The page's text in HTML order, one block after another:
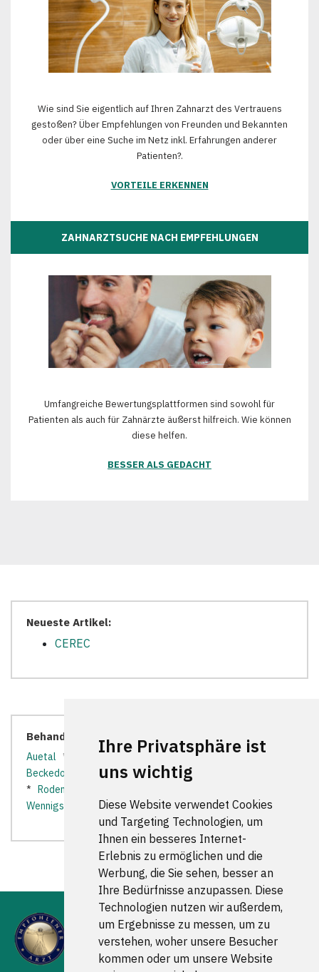
Ihre Privatsphäre ist
uns wichtig
Diese Website verwendet Cookies
und Targeting Technologien, um
Ihnen ein besseres Internet-
Erlebnis zu ermöglichen und die
Werbung, die Sie sehen, besser an
Ihre Bedürfnisse anzupassen. Diese
Technologien nutzen wir außerdem,
um Ergebnisse zu messen, um zu
verstehen, woher unsere Besucher
kommen oder um unsere Website
Wie sind Sie eigentlich auf Ihren Zahnarzt des Vertrauens
gestoßen? Über Empfehlungen von Freunden und Bekannten
oder über eine Suche im Netz inkl. Erfahrungen anderer
Patienten?.
VORTEILE ERKENNEN
ZAHNARZTSUCHE NACH EMPFEHLUNGEN
Umfangreiche Bewertungsplattformen sind sowohl für
Patienten als auch für Zahnärzte äußerst hilfreich. Wie können
diese helfen.
BESSER ALS GEDACHT
Neueste Artikel:
CEREC
Behandler in der Nähe:
Auetal * Bad Nenndorf
Beckedorf
Gehrden * Haste*Lauenau
*
Rodenberg
Wennigsen (Deister)*Wunstorf*